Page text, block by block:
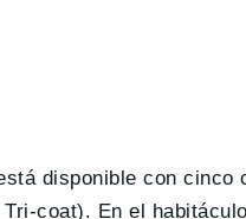
disponible con
coat). En el